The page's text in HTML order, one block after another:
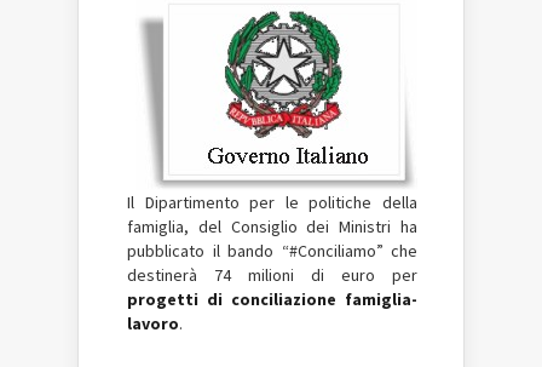
Il Dipartimento per le politiche della
famiglia, del Consiglio dei Ministri ha
pubblicato il bando “#Conciliamo” che
destinerà 74 milioni di euro per
progetti di conciliazione famiglia-
lavoro.